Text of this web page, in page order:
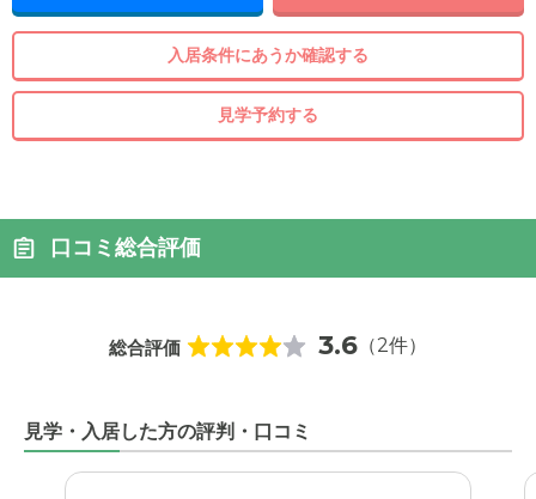
入居条件にあうか確認する
見学予約する
口コミ総合評価
総合評価 3.6 （2件）
見学・入居した方の評判・口コミ